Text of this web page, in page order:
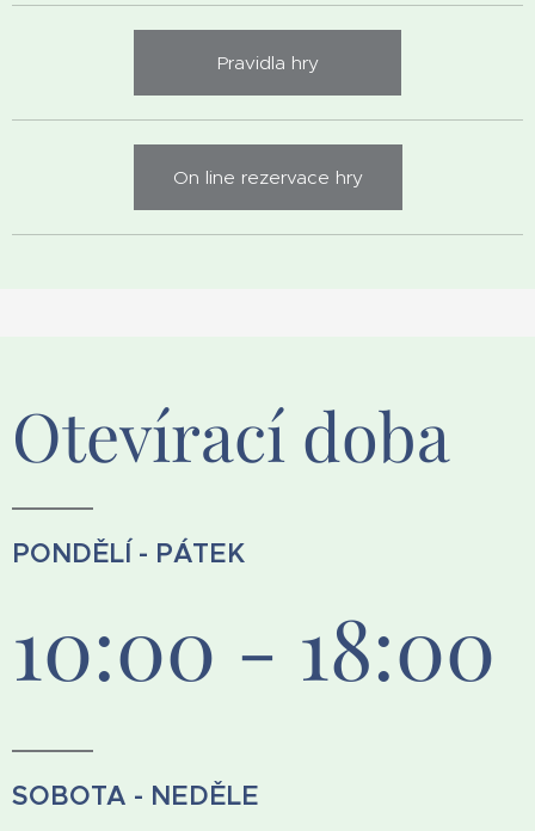
Pravidla hry
On line rezervace hry
Otevírací doba
PONDĚLÍ - PÁTEK
10:00 - 18:00
SOBOTA - NEDĚLE